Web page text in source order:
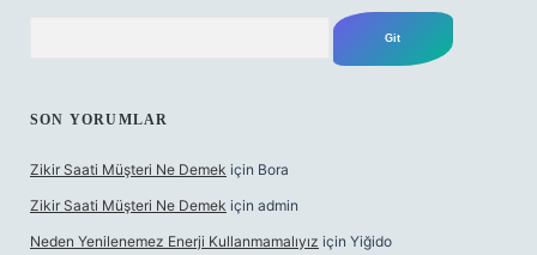
SON YORUMLAR
Zikir Saati Müşteri Ne Demek için Bora
Zikir Saati Müşteri Ne Demek için admin
Neden Yenilenemez Enerji Kullanmamalıyız için Yiğido